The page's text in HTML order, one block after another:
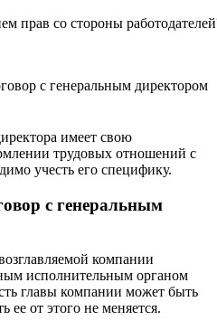
прав со стороны
с генеральным директором
имеет свою
трудовых отношений с
учесть его специфику.
с генеральным
компании
исполнительным органом
главы компании может быть
ее от этого не меняется.